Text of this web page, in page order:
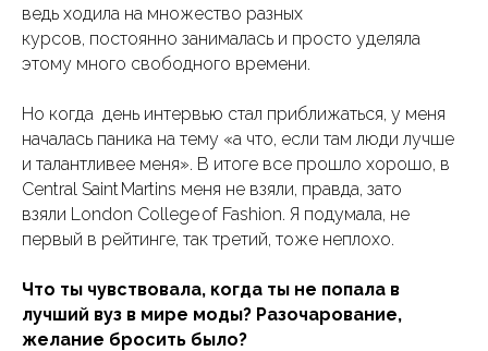
ведь ходила на множество разных
курсов, постоянно занималась и просто уделяла
этому много свободного времени.
Но когда день интервью стал приближаться, у меня
началась паника на тему «а что, если там люди лучше
и талантливее меня». В итоге все прошло хорошо, в
Central Saint Martins меня не взяли, правда, зато
взяли London College of Fashion. Я подумала, не
первый в рейтинге, так третий, тоже неплохо.
Что ты чувствовала, когда ты не попала в
лучший вуз в мире моды? Разочарование,
желание бросить было?